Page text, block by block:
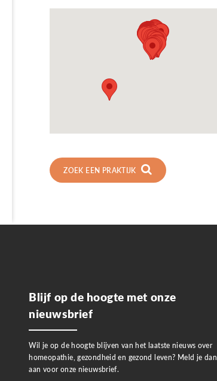
ZOEK EEN PRAKTIJK
Blijf op de hoogte met onze
nieuwsbrief
Wil je op de hoogte blijven van het laatste nieuws over
homeopathie, gezondheid en gezond leven? Meld je dan
aan voor onze nieuwsbrief.